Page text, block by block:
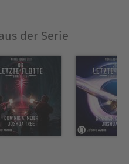
der Serie